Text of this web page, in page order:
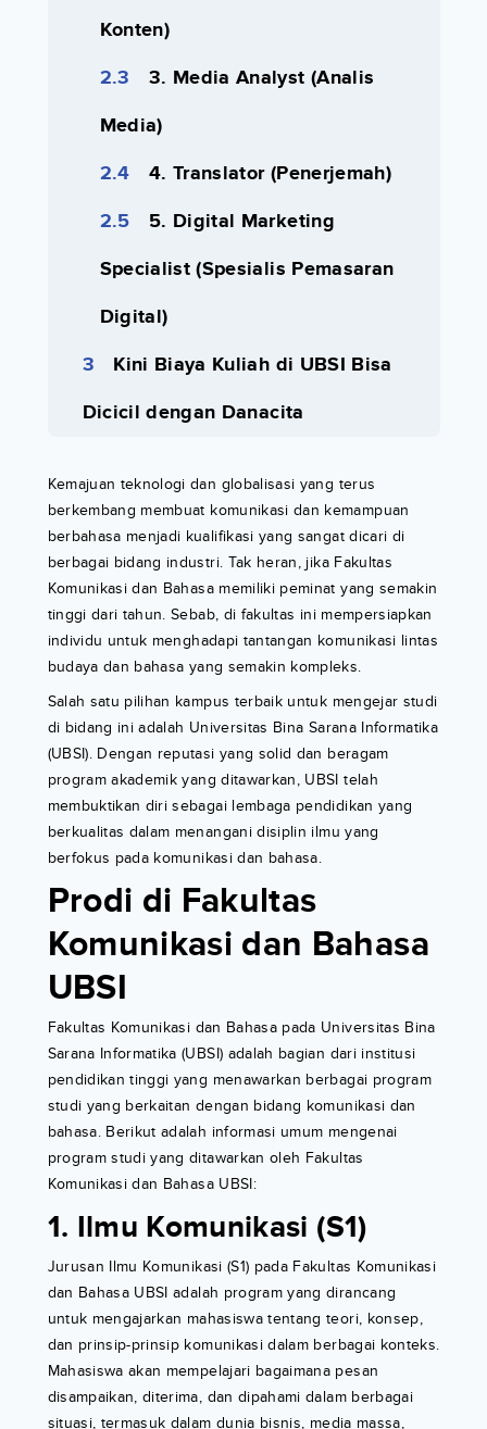
Konten)
3. Media Analyst (Analis
Media)
4. Translator (Penerjemah)
5. Digital Marketing
Specialist (Spesialis Pemasaran
Digital)
Kini Biaya Kuliah di UBSI Bisa
Dicicil dengan Danacita
Kemajuan teknologi dan globalisasi yang terus
berkembang membuat komunikasi dan kemampuan
berbahasa menjadi kualifikasi yang sangat dicari di
berbagai bidang industri. Tak heran, jika Fakultas
Komunikasi dan Bahasa memiliki peminat yang semakin
tinggi dari tahun. Sebab, di fakultas ini mempersiapkan
individu untuk menghadapi tantangan komunikasi lintas
budaya dan bahasa yang semakin kompleks.
Salah satu pilihan kampus terbaik untuk mengejar studi
di bidang ini adalah Universitas Bina Sarana Informatika
(UBSI). Dengan reputasi yang solid dan beragam
program akademik yang ditawarkan, UBSI telah
membuktikan diri sebagai lembaga pendidikan yang
berkualitas dalam menangani disiplin ilmu yang
berfokus pada komunikasi dan bahasa.
Prodi di Fakultas
Komunikasi dan Bahasa
UBSI
Fakultas Komunikasi dan Bahasa pada Universitas Bina
Sarana Informatika (UBSI) adalah bagian dari institusi
pendidikan tinggi yang menawarkan berbagai program
studi yang berkaitan dengan bidang komunikasi dan
bahasa. Berikut adalah informasi umum mengenai
program studi yang ditawarkan oleh Fakultas
Komunikasi dan Bahasa UBSI:
1. Ilmu Komunikasi (S1)
Jurusan Ilmu Komunikasi (S1) pada Fakultas Komunikasi
dan Bahasa UBSI adalah program yang dirancang
untuk mengajarkan mahasiswa tentang teori, konsep,
dan prinsip-prinsip komunikasi dalam berbagai konteks.
Mahasiswa akan mempelajari bagaimana pesan
disampaikan, diterima, dan dipahami dalam berbagai
situasi, termasuk dalam dunia bisnis, media massa,